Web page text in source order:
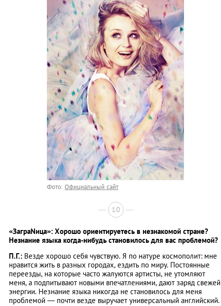
Фото: Официальный сайт
10
«ЗаграNица»: Хорошо ориентируетесь в незнакомой стране?
Незнание языка когда-нибудь становилось для вас проблемой?
П.Г.: Везде хорошо себя чувствую. Я по натуре космополит: мне
нравится жить в разных городах, ездить по миру. Постоянные
переезды, на которые часто жалуются артисты, не утомляют
меня, а подпитывают новыми впечатлениями, дают заряд свежей
энергии. Незнание языка никогда не становилось для меня
проблемой — почти везде выручает универсальный английский.